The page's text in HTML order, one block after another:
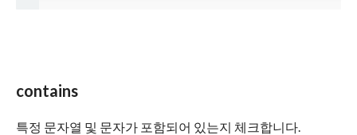
contains
특정 문자열 및 문자가 포함되어 있는지 체크합니다.